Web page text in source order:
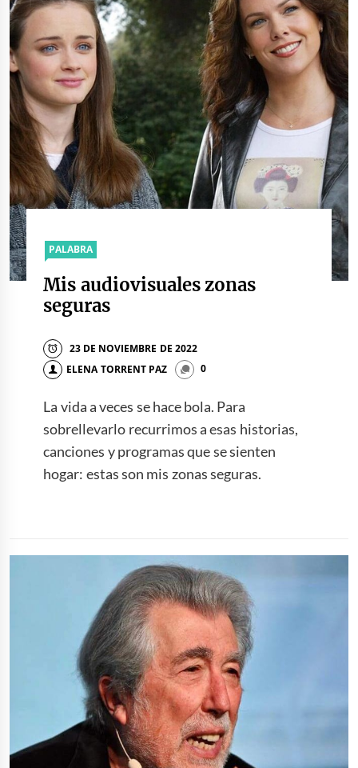
PALABRA
Mis audiovisuales zonas
seguras
23 DE NOVIEMBRE DE 2022
ELENA TORRENT PAZ
0
La vida a veces se hace bola. Para
sobrellevarlo recurrimos a esas historias,
canciones y programas que se sienten
hogar: estas son mis zonas seguras.